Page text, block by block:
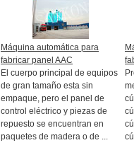
Máquina automática para
fabricar panel AAC
El cuerpo principal de equipos
de gran tamaño esta sin
empaque, pero el panel de
control eléctrico y piezas de
repuesto se encuentran en
paquetes de madera o de ...